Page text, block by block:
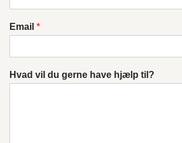
Email *
Hvad vil du gerne have hjælp til?